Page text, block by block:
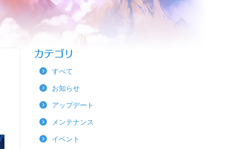
すべて
お知らせ
アップデート
メンテナンス
イベント